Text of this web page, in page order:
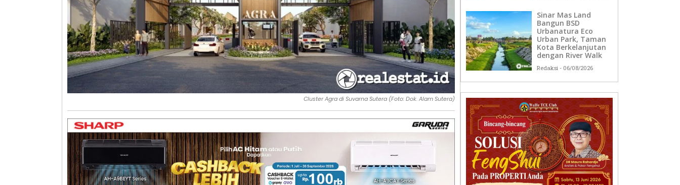
Cluster Agra di Suvarna Sutera (Foto: Dok. Alam Sutera)
Sinar Mas Land
Bangun BSD
Urbanatura Eco
Urban Park, Taman
Kota Berkelanjutan
dengan River Walk
Redaksi 06/08/2026